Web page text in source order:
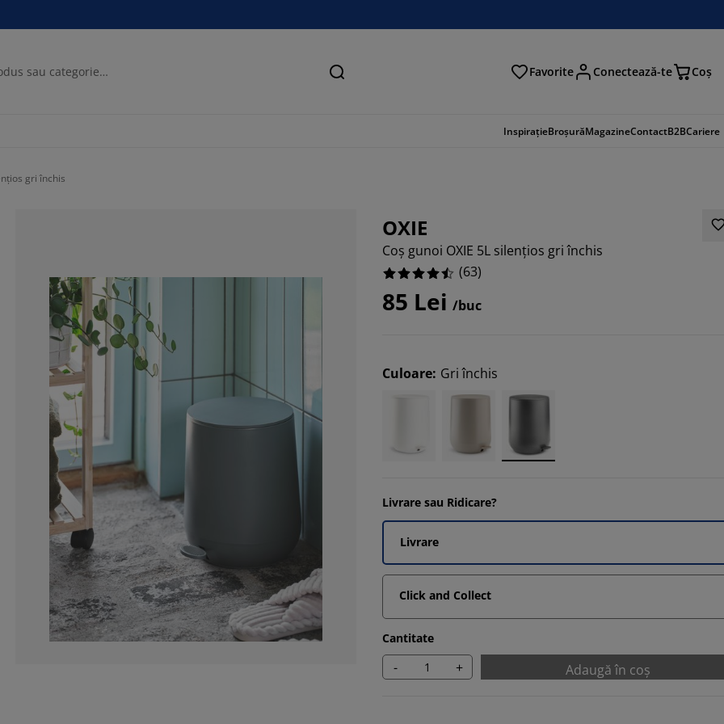
Căutare Favorite Conectează-te Coş
InspirațieBroșurăMagazineContactB2BCariere
gri închis
OXIE
Coș gunoi OXIE 5L silențios gri închis
(63)
85 Lei /buc
Culoare: Gri închis
Livrare sau Ridicare?
Livrare
Click and Collect
Cantitate
- + Adaugă în coș
11.11111111111111%
1.5873015873015872%
4.761904761904762%
6.349206349206349%